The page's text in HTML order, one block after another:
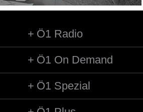
Ö1 Radio
Ö1 On Demand
Ö1 Spezial